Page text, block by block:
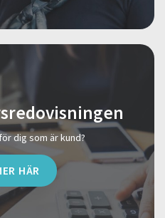
dig som är kund?
HÄR